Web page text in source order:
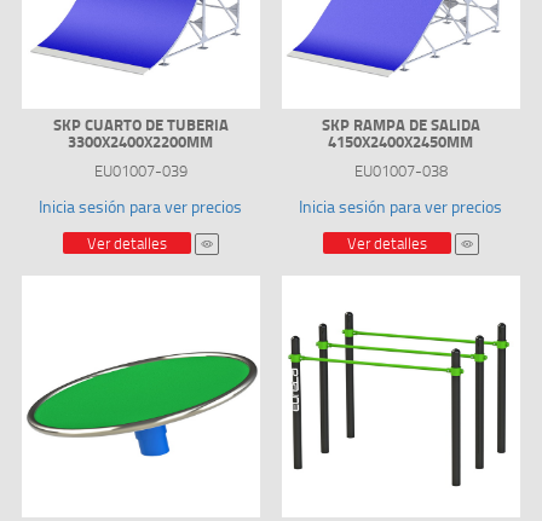
SKP CUARTO DE TUBERIA
3300X2400X2200MM
EU01007-039
Inicia sesión para ver precios
Ver detalles
SKP RAMPA DE SALIDA
4150X2400X2450MM
EU01007-038
Inicia sesión para ver precios
Ver detalles